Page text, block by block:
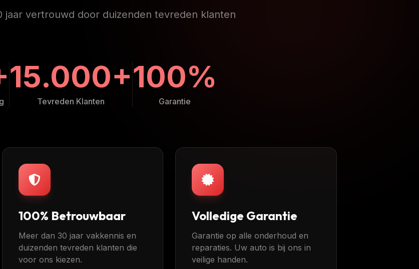
jaar vertrouwd door duizenden tevreden klanten
15.000+
Tevreden Klanten
100%
Garantie
100% Betrouwbaar
Meer dan 30 jaar vakkennis en
duizenden tevreden klanten die
voor ons kiezen.
Volledige Garantie
Garantie op alle onderhoud en
reparaties. Uw auto is bij ons in
veilige handen.